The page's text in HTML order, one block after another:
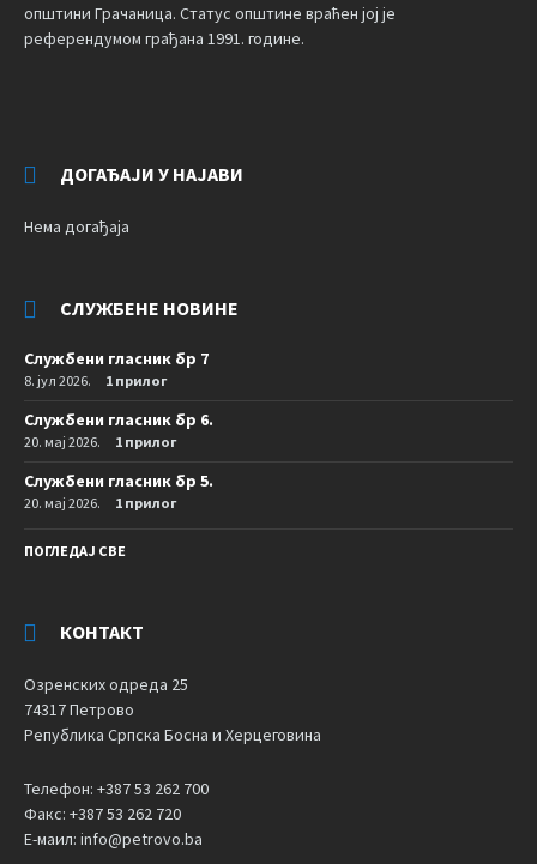
општини Грачаница. Статус општине враћен јој је
референдумом грађана 1991. године.
ДОГАЂАЈИ У НАЈАВИ
Нема догађаја
СЛУЖБЕНЕ НОВИНЕ
Службени гласник бр 7
8. јул 2026. 1 прилог
Службени гласник бр 6.
20. мај 2026. 1 прилог
Службени гласник бр 5.
20. мај 2026. 1 прилог
ПОГЛЕДАЈ СВЕ
КОНТАКТ
Озренских одреда 25
74317 Петрово
Република Српска Босна и Херцеговина
Телефон: +387 53 262 700
Факс: +387 53 262 720
Е-маил: info@petrovo.ba